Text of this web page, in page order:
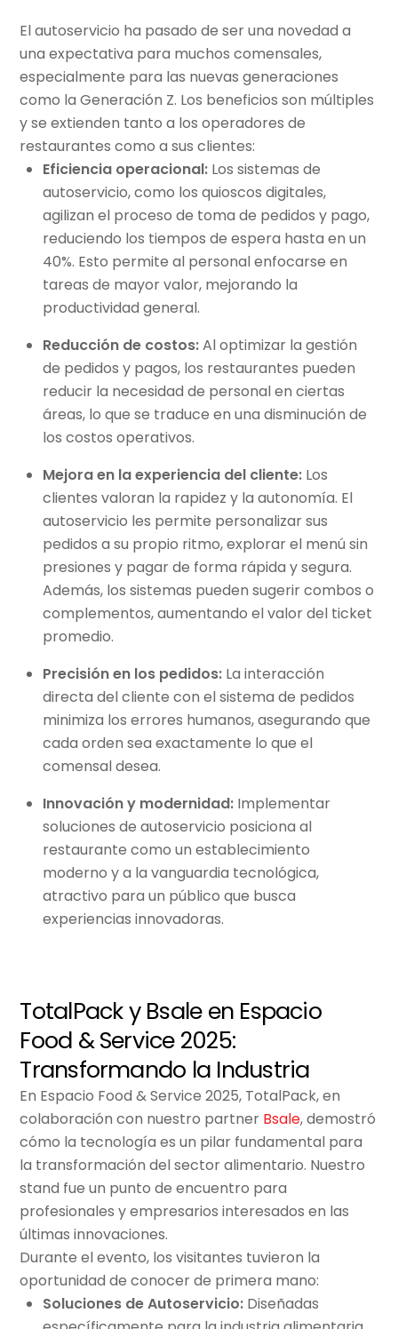
El autoservicio ha pasado de ser una novedad a
una expectativa para muchos comensales,
especialmente para las nuevas generaciones
como la Generación Z. Los beneficios son múltiples
y se extienden tanto a los operadores de
restaurantes como a sus clientes:
Eficiencia operacional: Los sistemas de
autoservicio, como los quioscos digitales,
agilizan el proceso de toma de pedidos y pago,
reduciendo los tiempos de espera hasta en un
40%. Esto permite al personal enfocarse en
tareas de mayor valor, mejorando la
productividad general.
Reducción de costos:Al optimizar la gestión
de pedidos y pagos, los restaurantes pueden
reducir la necesidad de personal en ciertas
áreas, lo que se traduce en una disminución de
los costos operativos.
Mejora en la experiencia del cliente: Los
clientes valoran la rapidez y la autonomía. El
autoservicio les permite personalizar sus
pedidos a su propio ritmo, explorar el menú sin
presiones y pagar de forma rápida y segura.
Además, los sistemas pueden sugerir combos o
complementos, aumentando el valor del ticket
promedio.
Precisión en los pedidos: La interacción
directa del cliente con el sistema de pedidos
minimiza los errores humanos, asegurando que
cada orden sea exactamente lo que el
comensal desea.
Innovación y modernidad: Implementar
soluciones de autoservicio posiciona al
restaurante como un establecimiento
moderno y a la vanguardia tecnológica,
atractivo para un público que busca
experiencias innovadoras.
TotalPack y Bsale en Espacio
Food & Service 2025:
Transformando la Industria
En Espacio Food & Service 2025, TotalPack, en
colaboración con nuestro partner Bsale, demostró
cómo la tecnología es un pilar fundamental para
la transformación del sector alimentario. Nuestro
stand fue un punto de encuentro para
profesionales y empresarios interesados en las
últimas innovaciones.
Durante el evento, los visitantes tuvieron la
oportunidad de conocer de primera mano:
Soluciones de Autoservicio: Diseñadas